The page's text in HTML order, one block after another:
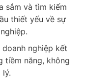
sắm và tìm kiếm
thiết yếu về sự
nghiệp kết
tiềm năng, không
lý.